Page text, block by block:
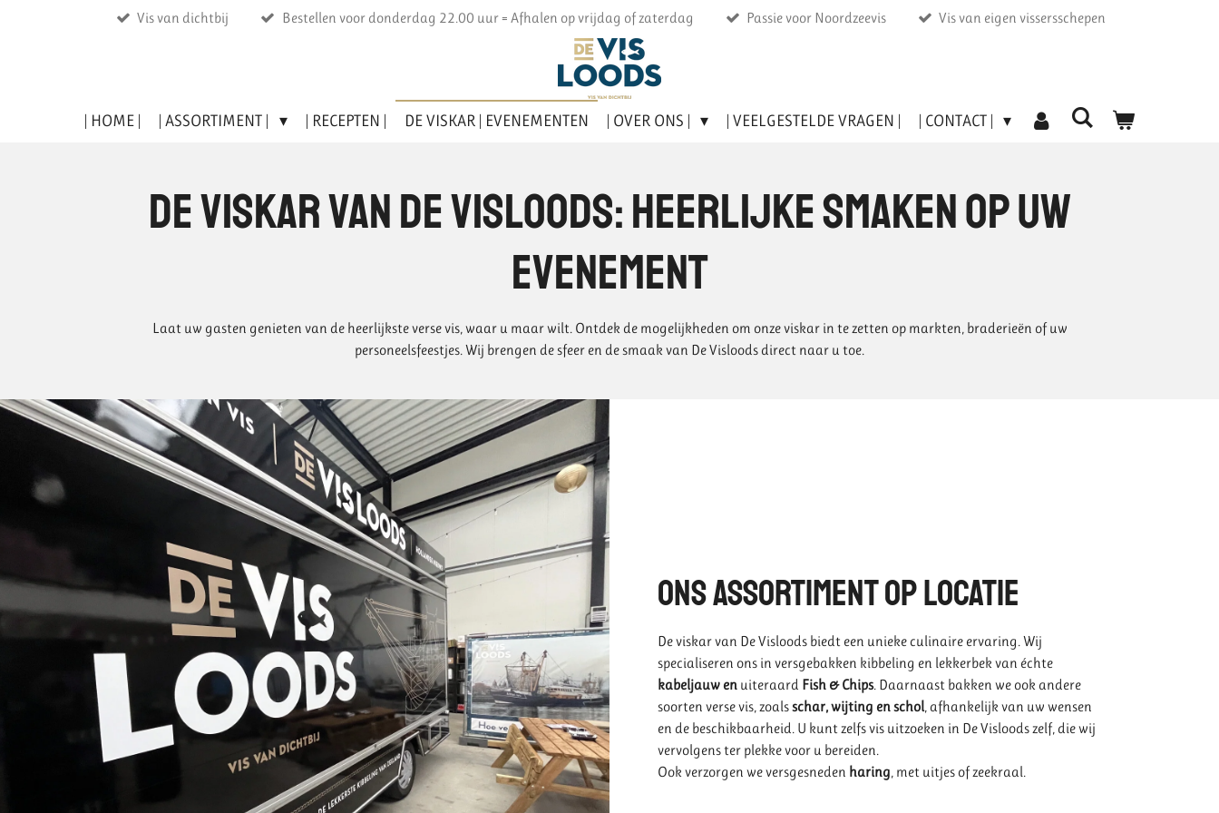
Vis van dichtbij Bestellen voor donderdag 22.00 uur = Afhalen op vrijdag of zaterdag Passie voor Noordzeevis Vis van eigen vissersschepen
| HOME | | ASSORTIMENT | | RECEPTEN | DE VISKAR | EVENEMENTEN | OVER ONS | | VEELGESTELDE VRAGEN | | CONTACT |
De viskar van de visloods: heerlijke smaken op uw
evenement
Laat uw gasten genieten van de heerlijkste verse vis, waar u maar wilt. Ontdek de mogelijkheden om onze viskar in te zetten op markten, braderieën of uw
personeelsfeestjes. Wij brengen de sfeer en de smaak van De Visloods direct naar u toe.
Ons assortiment op locatie
De viskar van De Visloods biedt een unieke culinaire ervaring. Wij
specialiseren ons in versgebakken kibbeling en lekkerbek van échte
kabeljauw en uiteraard Fish & Chips. Daarnaast bakken we ook andere
soorten verse vis, zoalsschar, wijting en schol, afhankelijk van uw wensen
en de beschikbaarheid. U kunt zelfs vis uitzoeken in De Visloods zelf, die wij
vervolgens ter plekke voor u bereiden.
Ook verzorgen we versgesneden haring, met uitjes of zeekraal.